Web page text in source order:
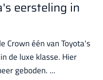
eersteling in
Crown één van Toyota's
de luxe klasse. Hier
geboden. ...